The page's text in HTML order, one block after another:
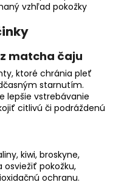
vzhľad pokožky
matcha čaju
ktoré chránia pleť
starnutím.
lepšie vstrebávanie
citlivú či podráždenú
kiwi, broskyne,
osviežiť pokožku,
ochranu.